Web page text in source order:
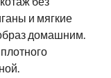
и мягкие
домашним.